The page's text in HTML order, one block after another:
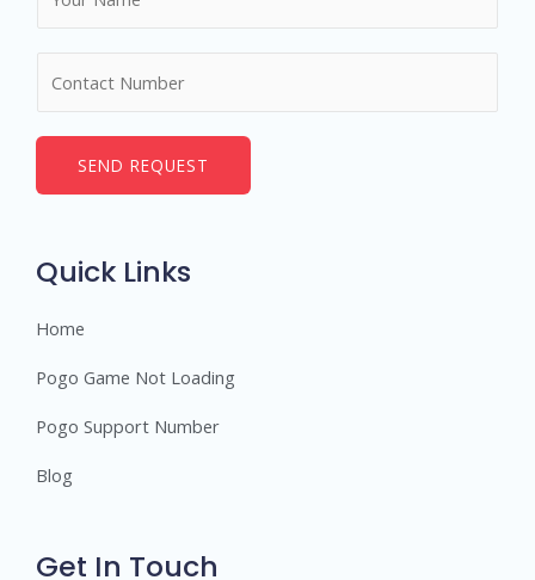
*
e
SEND REQUEST
Quick Links
Home
Pogo Game Not Loading
Pogo Support Number
Blog
Get In Touch